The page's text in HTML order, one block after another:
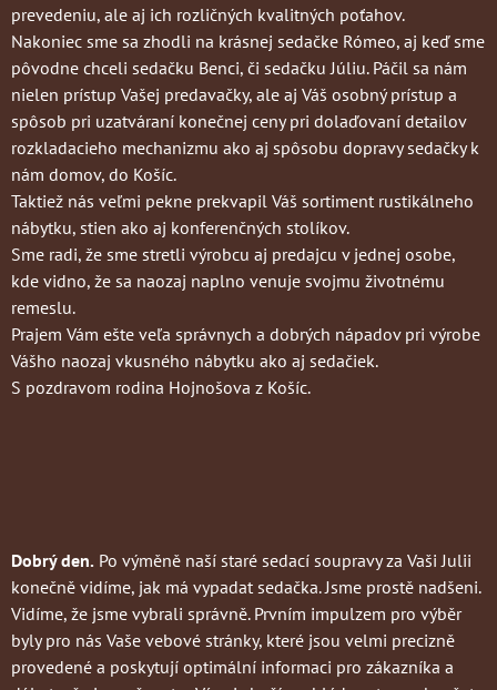
prevedeniu, ale aj ich rozličných kvalitných poťahov.
Nakoniec sme sa zhodli na krásnej sedačke Rómeo, aj keď sme
pôvodne chceli sedačku Benci, či sedačku Júliu. Páčil sa nám
nielen prístup Vašej predavačky, ale aj Váš osobný prístup a
spôsob pri uzatváraní konečnej ceny pri dolaďovaní detailov
rozkladacieho mechanizmu ako aj spôsobu dopravy sedačky k
nám domov, do Košíc.
Taktiež nás veľmi pekne prekvapil Váš sortiment rustikálneho
nábytku, stien ako aj konferenčných stolíkov.
Sme radi, že sme stretli výrobcu aj predajcu v jednej osobe,
kde vidno, že sa naozaj naplno venuje svojmu životnému
remeslu.
Prajem Vám ešte veľa správnych a dobrých nápadov pri výrobe
Vášho naozaj vkusného nábytku ako aj sedačiek.
S pozdravom rodina Hojnošova z Košíc.
Dobrý den. Po výměně naší staré sedací soupravy za Vaši Julii
konečně vidíme, jak má vypadat sedačka. Jsme prostě nadšeni.
Vidíme, že jsme vybrali správně. Prvním impulzem pro výběr
byly pro nás Vaše vebové stránky, které jsou velmi precizně
provedené a poskytují optimální informaci pro zákazníka a